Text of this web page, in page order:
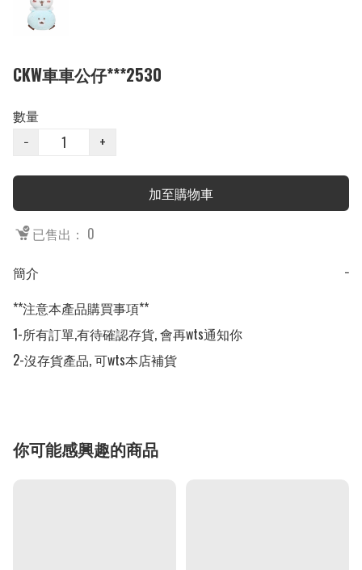
CKW車車公仔***2530
數量
−
+
加至購物車
已售出： 0
簡介
−
**注意本產品購買事項**
1-所有訂單,有待確認存貨, 會再wts通知你
2-沒存貨產品, 可wts本店補貨
你可能感興趣的商品